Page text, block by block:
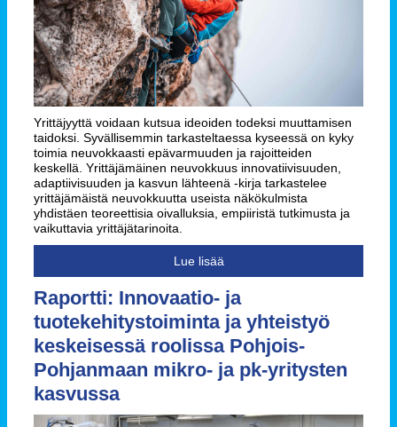
Yrittäjyyttä voidaan kutsua ideoiden todeksi muuttamisen
taidoksi. Syvällisemmin tarkasteltaessa kyseessä on kyky
toimia neuvokkaasti epävarmuuden ja rajoitteiden
keskellä. Yrittäjämäinen neuvokkuus innovatiivisuuden,
adaptiivisuuden ja kasvun lähteenä -kirja tarkastelee
yrittäjämäistä neuvokkuutta useista näkökulmista
yhdistäen teoreettisia oivalluksia, empiiristä tutkimusta ja
vaikuttavia yrittäjätarinoita.
Lue lisää
Raportti: Innovaatio- ja
tuotekehitystoiminta ja yhteistyö
keskeisessä roolissa Pohjois-
Pohjanmaan mikro- ja pk-yritysten
kasvussa